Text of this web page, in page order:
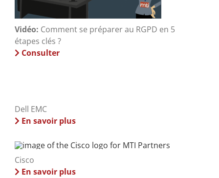
Vidéo: Comment se préparer au RGPD en 5
étapes clés ?
Consulter
Dell EMC
En savoir plus
Cisco
En savoir plus